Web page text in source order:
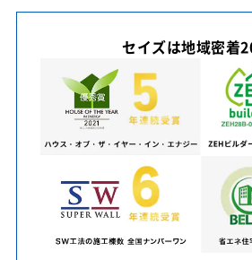
プライバシーポリシー
0120-88-
セイズは地域密着